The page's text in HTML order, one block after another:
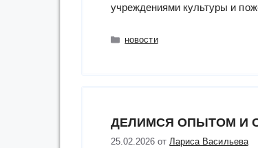
учреждениями культуры и
Рубрики
новости
ДЕЛИМСЯ ОПЫТОМ И
25.02.2026 от Лариса Васильева